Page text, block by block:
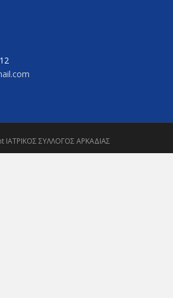
ΙΑΤΡΙΚΟΣ ΣΥΛΛΟΓΟΣ ΑΡΚΑΔΙΑΣ